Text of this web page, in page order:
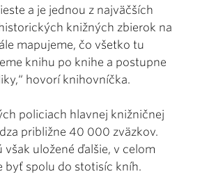
a je jednou z najväčších
knižných zbierok na
mapujeme, čo všetko tu
knihu po knihe a postupne
hovorí knihovníčka.
policiach hlavnej knižničnej
približne 40 000 zväzkov.
však uložené ďalšie, v celom
byť spolu do stotisíc kníh.